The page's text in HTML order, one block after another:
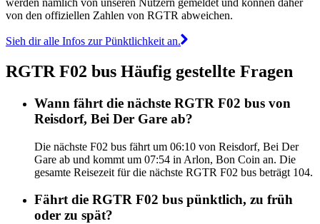
werden nämlich von unseren Nutzern gemeldet und können daher
von den offiziellen Zahlen von RGTR abweichen.
Sieh dir alle Infos zur Pünktlichkeit an.
RGTR F02 bus Häufig gestellte Fragen
Wann fährt die nächste RGTR F02 bus von
Reisdorf, Bei Der Gare ab?
Die nächste F02 bus fährt um 06:10 von Reisdorf, Bei Der
Gare ab und kommt um 07:54 in Arlon, Bon Coin an. Die
gesamte Reisezeit für die nächste RGTR F02 bus beträgt 104.
Fährt die RGTR F02 bus pünktlich, zu früh
oder zu spät?